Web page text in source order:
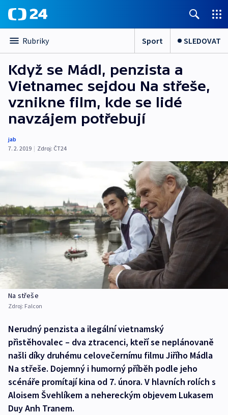
Rubriky Sport SLEDOVAT
Když se Mádl, penzista a
Vietnamec sejdou Na střeše,
vznikne film, kde se lidé
navzájem potřebují
jab
7. 2. 2019 | Zdroj: ČT24
Na střeše
Zdroj: Falcon
Nerudný penzista a ilegální vietnamský
přistěhovalec – dva ztracenci, kteří se neplánovaně
našli díky druhému celovečernímu filmu Jiřího Mádla
Na střeše. Dojemný i humorný příběh podle jeho
scénáře promítají kina od 7. února. V hlavních rolích s
Aloisem Švehlíkem a nehereckým objevem Lukasem
Duy Anh Tranem.